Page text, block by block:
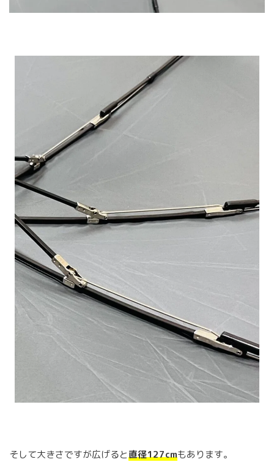
そして大きさですが広げると直径127cmもあります。